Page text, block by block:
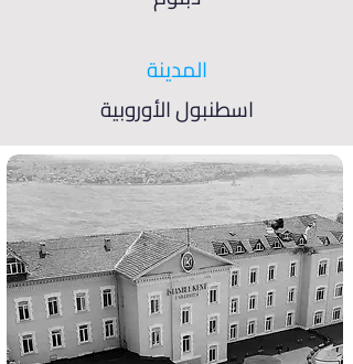
المدينة
اسطنبول الأوروبية